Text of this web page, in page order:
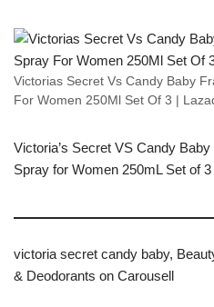
Victorias Secret Vs Candy Baby
For Women 250Ml Set Of 3 |
Victoria’s Secret VS Candy
Spray for Women 250mL Set of 3
victoria secret candy baby,
& Deodorants on Carousell